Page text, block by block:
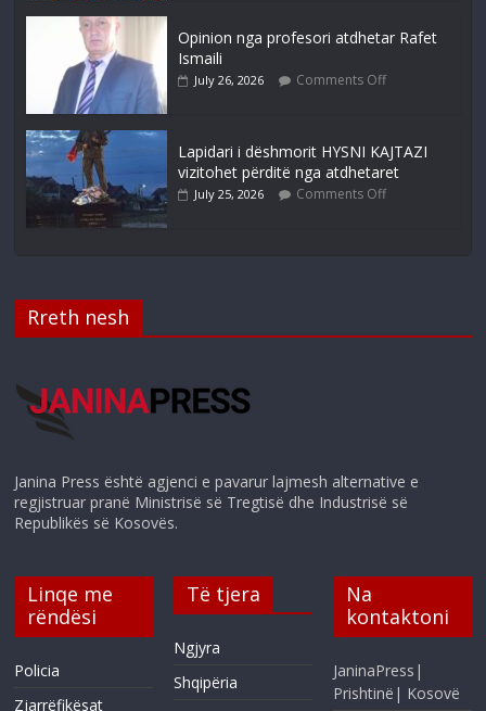
Opinion nga profesori atdhetar Rafet
Ismaili
July 26, 2026 Comments Off
Lapidari i dëshmorit HYSNI KAJTAZI
vizitohet përditë nga atdhetaret
July 25, 2026 Comments Off
Rreth nesh
Janina Press është agjenci e pavarur lajmesh alternative e
regjistruar pranë Ministrisë së Tregtisë dhe Industrisë së
Republikës së Kosovës.
Linqe me
rëndësi
Policia
Zjarrëfikësat
Të tjera
Ngjyra
Shqipëria
Na
kontaktoni
JaninaPress|
Prishtinë| Kosovë